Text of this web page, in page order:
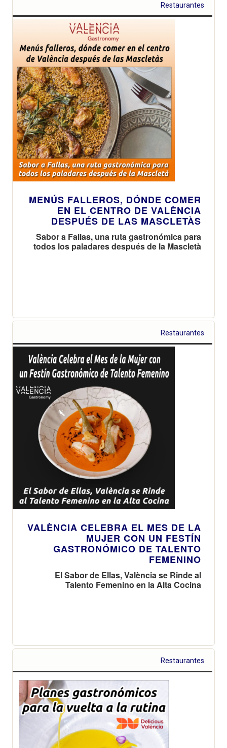
Restaurantes
MENÚS FALLEROS, DÓNDE COMER
EN EL CENTRO DE VALÈNCIA
DESPUÉS DE LAS MASCLETÀS
Sabor a Fallas, una ruta gastronómica para
todos los paladares después de la Mascletà
Restaurantes
VALÈNCIA CELEBRA EL MES DE LA
MUJER CON UN FESTÍN
GASTRONÓMICO DE TALENTO
FEMENINO
El Sabor de Ellas, València se Rinde al
Talento Femenino en la Alta Cocina
Restaurantes